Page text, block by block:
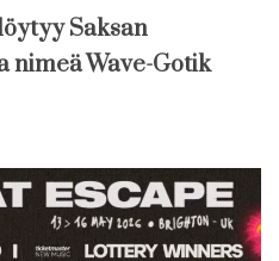
Saksan
nimeä Wave-Gotik